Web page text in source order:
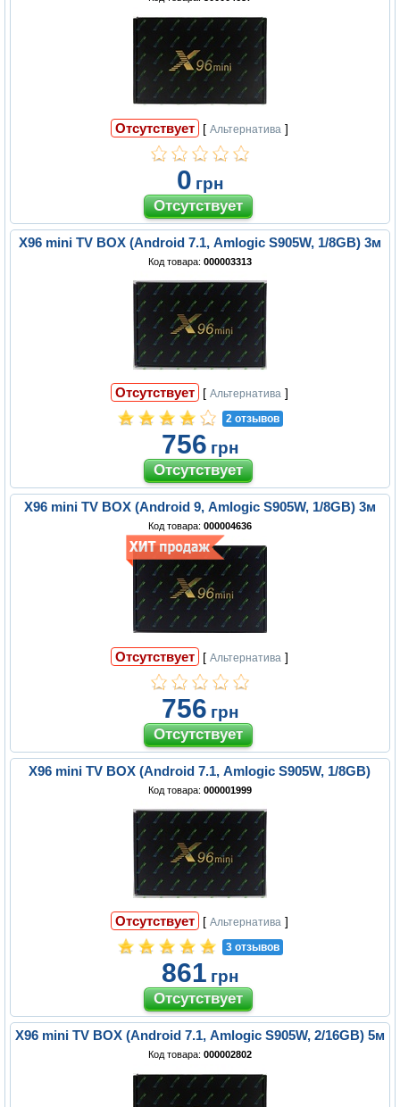
Отсутствует [Альтернатива ]
0 грн
X96 mini TV BOX (Android 7.1, Amlogic S905W, 1/8GB) 3м
Код товара: 000003313
Отсутствует [Альтернатива ]
2 отзывов
756 грн
X96 mini TV BOX (Android 9, Amlogic S905W, 1/8GB) 3м
Код товара: 000004636
Отсутствует [Альтернатива ]
756 грн
X96 mini TV BOX (Android 7.1, Amlogic S905W, 1/8GB)
Код товара: 000001999
Отсутствует [Альтернатива ]
3 отзывов
861 грн
X96 mini TV BOX (Android 7.1, Amlogic S905W, 2/16GB) 5м
Код товара: 000002802